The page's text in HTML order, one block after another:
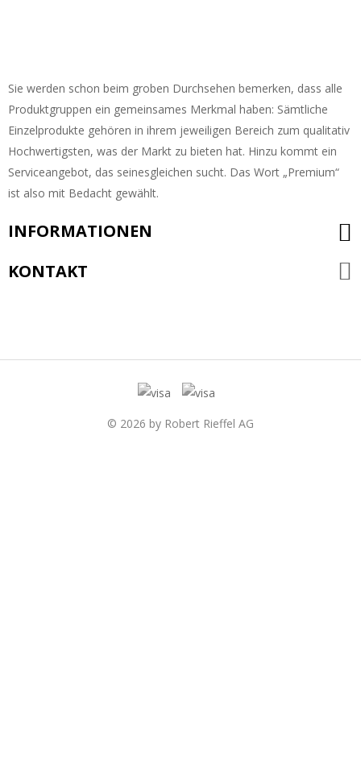
Sie werden schon beim groben Durchsehen bemerken, dass alle
Produktgruppen ein gemeinsames Merkmal haben: Sämtliche
Einzelprodukte gehören in ihrem jeweiligen Bereich zum qualitativ
Hochwertigsten, was der Markt zu bieten hat. Hinzu kommt ein
Serviceangebot, das seinesgleichen sucht. Das Wort „Premium“
ist also mit Bedacht gewählt.
INFORMATIONEN
KONTAKT
© 2026 by Robert Rieffel AG